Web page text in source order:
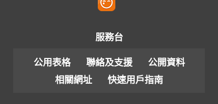
服務台
公用表格 聯絡及支援
公開資料
相關網址
快速用戶指南